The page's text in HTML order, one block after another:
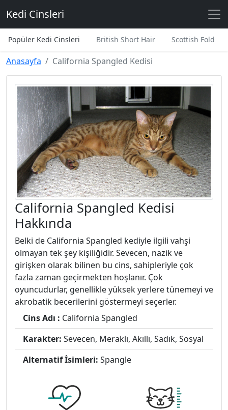
Kedi Cinsleri
Popüler Kedi Cinsleri British Short Hair Scottish Fold
Anasayfa California Spangled Kedisi
California Spangled Kedisi
Hakkında
Belki de California Spangled kediyle ilgili vahşi
olmayan tek şey kişiliğidir. Sevecen, nazik ve
girişken olarak bilinen bu cins, sahipleriyle çok
fazla zaman geçirmekten hoşlanır. Çok
oyuncudurlar, genellikle yüksek yerlere tünemeyi ve
akrobatik becerilerini göstermeyi seçerler.
Cins Adı : California Spangled
Karakter: Sevecen, Meraklı, Akıllı, Sadık, Sosyal
Alternatif İsimleri: Spangle